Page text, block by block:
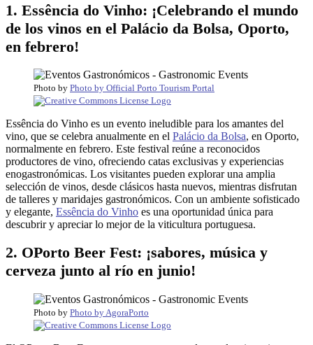
1. Essência do Vinho: ¡Celebrando el mundo
de los vinos en el Palácio da Bolsa, Oporto,
en febrero!
Photo by Photo by Official Porto Tourism Portal
Essência do Vinho es un evento ineludible para los amantes del
vino, que se celebra anualmente en el Palácio da Bolsa, en Oporto,
normalmente en febrero. Este festival reúne a reconocidos
productores de vino, ofreciendo catas exclusivas y experiencias
enogastronómicas. Los visitantes pueden explorar una amplia
selección de vinos, desde clásicos hasta nuevos, mientras disfrutan
de talleres y maridajes gastronómicos. Con un ambiente sofisticado
y elegante, Essência do Vinho es una oportunidad única para
descubrir y apreciar lo mejor de la viticultura portuguesa.
2. OPorto Beer Fest: ¡sabores, música y
cerveza junto al río en junio!
Photo by Photo by AgoraPorto